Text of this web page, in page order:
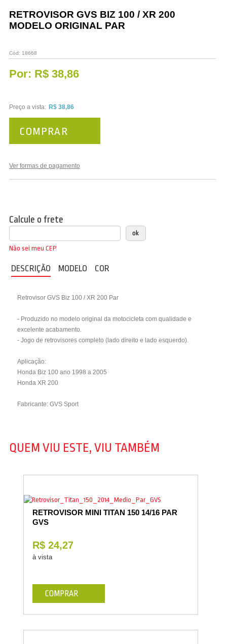
Promoções
RETROVISOR GVS BIZ 100 / XR 200
MODELO ORIGINAL PAR
Cód: 18668
Por: R$ 38,86
Preço a vista: R$ 38,86
Ver formas de pagamento
COMPRAR
Calcule o frete
Não sei meu CEP
DESCRIÇÃO MODELO COR
Retrovisor GVS Biz 100 / XR 200 Par
- Produzido no modelo original da motocicleta com qualidade e
excelente acabamento.
- Jogo de retrovisores completo (lado direito e lado esquerdo).
Aplicação:
Honda Biz 100 ano 1998 a 2005
Honda XR 200
Fabricante: GVS Sport
QUEM VIU ESTE, VIU TAMBÉM
RETROVISOR MINI TITAN 150 14/16 PAR
GVS
R$ 24,27
à vista
COMPRAR